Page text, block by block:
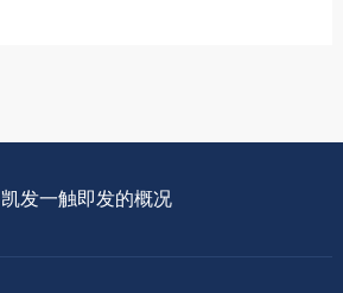
凯发一触即发的概况